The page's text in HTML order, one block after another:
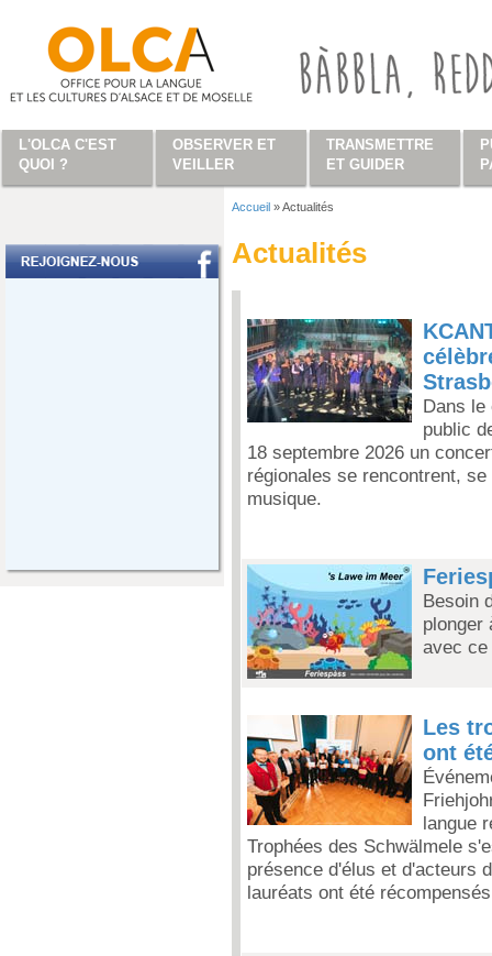
Accueil »Actualités
Actualités
Dans le
public
18 septembre 2026 un
régionales se rencontrent,
musique.
Besoin
plonger
avec
Les
ont
langue
Trophées des Schwälmele
présence d'élus et d'acteurs
lauréats ont été
L'OLCA C'EST
QUOI ?
OBSERVER ET
VEILLER
TRANSMETTRE
ET GUIDER